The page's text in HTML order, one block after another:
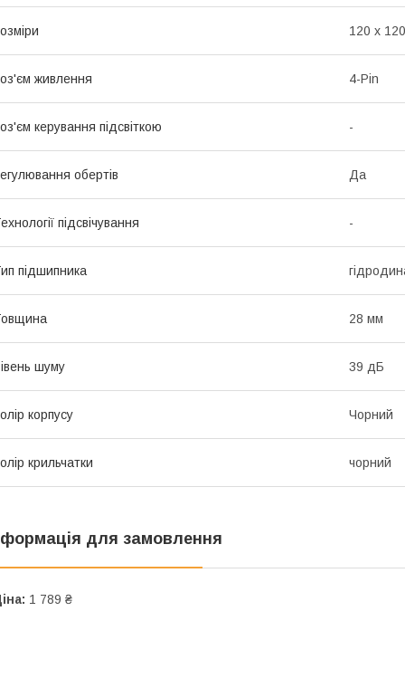
120 х
живлення 4-Pin
керування підсвіткою -
обертів Да
підсвічування -
підшипника
28 мм
шуму 39 дБ
корпусу Чорний
крильчатки чорний
для замовлення
1 789 ₴